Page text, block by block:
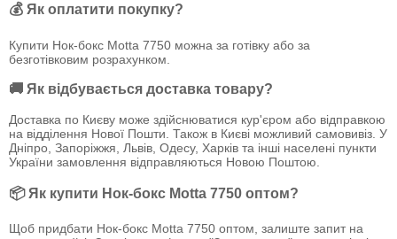
💰 Як оплатити покупку?
Купити Нок-бокс Motta 7750 можна за готівку або за
безготівковим розрахунком.
🚚 Як відбувається доставка товару?
Доставка по Києву може здійснюватися кур'єром або відправкою
на відділення Нової Пошти. Також в Києві можливий самовивіз. У
Дніпро, Запоріжжя, Львів, Одесу, Харків та інші населені пункти
України замовлення відправляються Новою Поштою.
📦 Як купити Нок-бокс Motta 7750 оптом?
Щоб придбати Нок-бокс Motta 7750 оптом, залиште запит на